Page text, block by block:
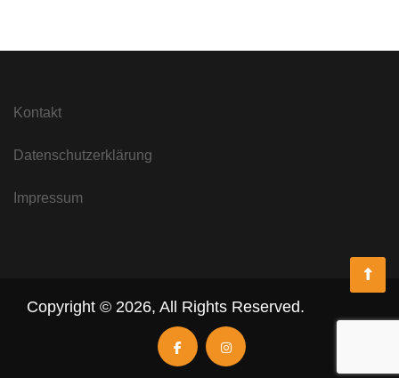
Kontakt
Datenschutzerklärung
Impressum
Copyright © 2026, All Rights Reserved.